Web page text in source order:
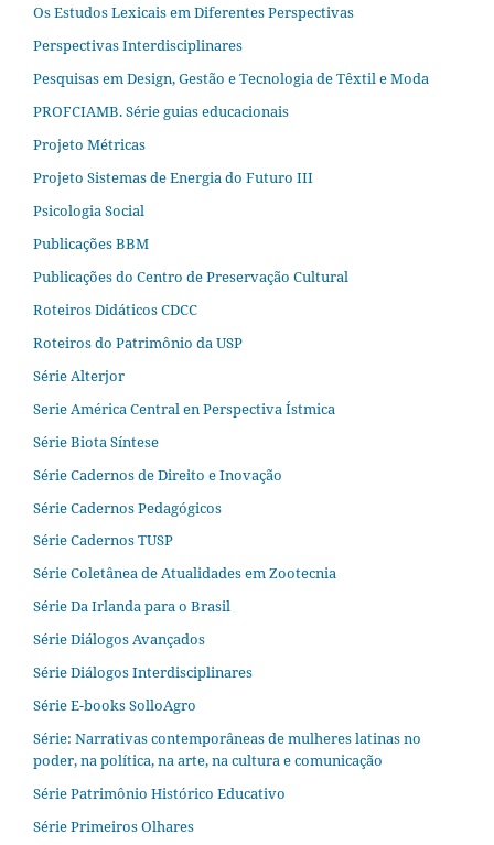
Os Estudos Lexicais em Diferentes Perspectivas
Perspectivas Interdisciplinares
Pesquisas em Design, Gestão e Tecnologia de Têxtil e Moda
PROFCIAMB. Série guias educacionais
Projeto Métricas
Projeto Sistemas de Energia do Futuro III
Psicologia Social
Publicações BBM
Publicações do Centro de Preservação Cultural
Roteiros Didáticos CDCC
Roteiros do Patrimônio da USP
Série Alterjor
Serie América Central en Perspectiva Ístmica
Série Biota Síntese
Série Cadernos de Direito e Inovação
Série Cadernos Pedagógicos
Série Cadernos TUSP
Série Coletânea de Atualidades em Zootecnia
Série Da Irlanda para o Brasil
Série Diálogos Avançados
Série Diálogos Interdisciplinares
Série E-books SolloAgro
Série: Narrativas contemporâneas de mulheres latinas no
poder, na política, na arte, na cultura e comunicação
Série Patrimônio Histórico Educativo
Série Primeiros Olhares